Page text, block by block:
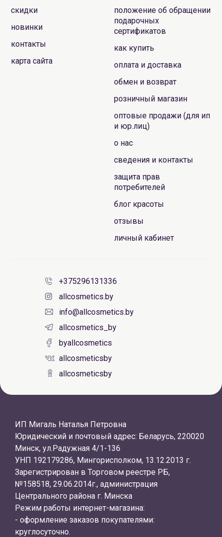
скидки
новинки
контакты
карта сайта
положение об обращении
подарочных
сертификатов
как купить
оплата и доставка
обмен и возврат
розничный магазин
оптовые продажи (для ип
и юр.лиц)
о нас
сведения и контакты
защита прав
потребителей
блог красоты
отзывы
личный кабинет
+375296131336
allcosmetics.by
info@allcosmetics.by
allcosmetics_by
byallcosmetics
allcosmeticsby
allcosmeticsby
ИП Мигаль Наталья Петровна
Юридический и почтовый адрес: Беларусь, 220020
Минск, ул.Радужная 4/1-136
УНП 192179286, Мингорисполком, 13.12.2013 г.
Зарегистрирован в Торговом реестре РБ,
№158518, 29.06.2014г., администрация
Центрального района г. Минска
Режим работы интернет-магазина:
- оформление заказов покупателями:
круглосуточно.